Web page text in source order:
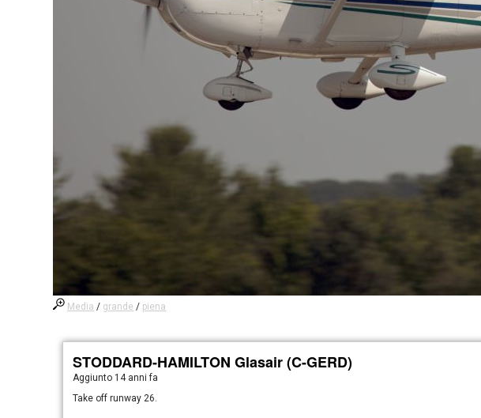
Media / grande / piena
STODDARD-HAMILTON Glasair (C-GERD)
Aggiunto 14 anni fa
Take off runway 26.